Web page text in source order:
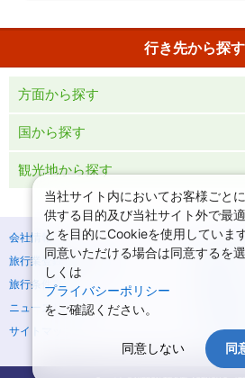
行き先から探
方面から探す
国から探す
観光地から探す
会社情報
プライ
旅行業登録票・約款
規約集
旅行条件書
ニュースリリース
サイトマップ
システ
お知らせ
当社サイト内においてお客様ごと
供する目的及び当社サイト外で最
とを目的にCookieを使用していま
同意いただける場合は同意するを
しくは
プライバシーポリシー
をご確認ください。
同意しない 同